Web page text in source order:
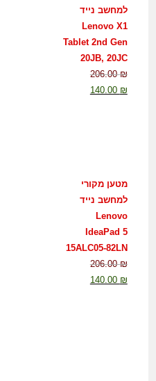
למחשב נייד
Lenovo X1
Tablet 2nd Gen
20JB, 20JC
206.00₪
140.00 ₪
מטען מקורי
למחשב נייד
Lenovo
IdeaPad 5
15ALC05-82LN
206.00₪
140.00 ₪